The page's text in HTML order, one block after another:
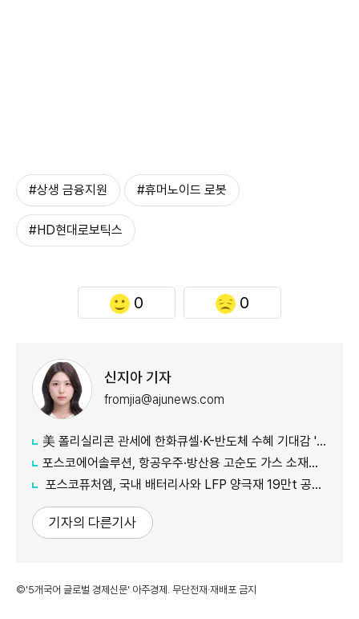
#상생 금융지원 #휴머노이드 로봇
#HD현대로보틱스
0 0
신지아 기자
fromjia@ajunews.com
美 폴리실리콘 관세에 한화큐셀·K-반도체 수혜 기대감 '쑥'
포스코에어솔루션, 항공우주·방산용 고순도 가스 소재분야 글로벌 인증 획득
포스코퓨처엠, 국내 배터리사와 LFP 양극재 19만t 공급계약 체결
기자의 다른기사
©'5개국어 글로벌 경제신문' 아주경제. 무단전재·재배포 금지